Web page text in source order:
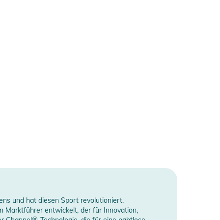
und hat diesen Sport revolutioniert.
Marktführer entwickelt, der für Innovation,